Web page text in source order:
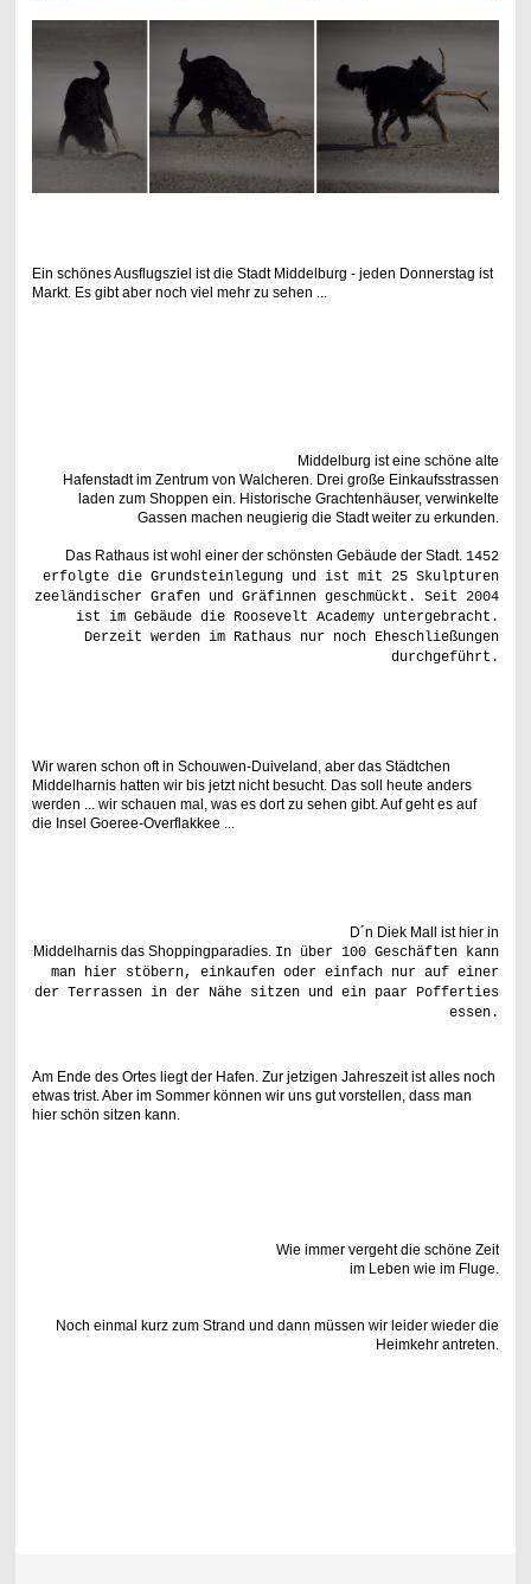
Ein schönes Ausflugsziel ist die Stadt Middelburg - jeden Donnerstag ist
Markt. Es gibt aber noch viel mehr zu sehen ...
Middelburg ist eine schöne alte
Hafenstadt im Zentrum von Walcheren. Drei große Einkaufsstrassen
laden zum Shoppen ein. Historische Grachtenhäuser, verwinkelte
Gassen machen neugierig die Stadt weiter zu erkunden.
Das Rathaus ist wohl einer der schönsten Gebäude der Stadt.1452
erfolgte die Grundsteinlegung und ist mit 25 Skulpturen
zeeländischer Grafen und Gräfinnen geschmückt. Seit 2004
ist im Gebäude die Roosevelt Academy untergebracht.
Derzeit werden im Rathaus nur noch Eheschließungen
durchgeführt.
Wir waren schon oft in Schouwen-Duiveland, aber das Städtchen
Middelharnis hatten wir bis jetzt nicht besucht. Das soll heute anders
werden ... wir schauen mal, was es dort zu sehen gibt. Auf geht es auf
die Insel Goeree-Overflakkee ...
D´n Diek Mall ist hier in
Middelharnis das Shoppingparadies. In über 100 Geschäften kann
man hier stöbern, einkaufen oder einfach nur auf einer
der Terrassen in der Nähe sitzen und ein paar Pofferties
essen.
Am Ende des Ortes liegt der Hafen. Zur jetzigen Jahreszeit ist alles noch
etwas trist. Aber im Sommer können wir uns gut vorstellen, dass man
hier schön sitzen kann.
Wie immer vergeht die schöne Zeit
im Leben wie im Fluge.
Noch einmal kurz zum Strand und dann müssen wir leider wieder die
Heimkehr antreten.